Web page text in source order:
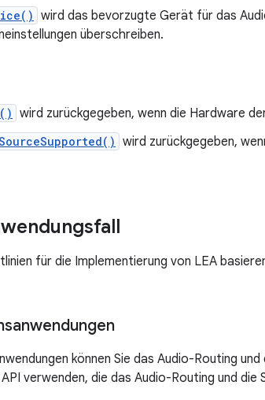
wird das bevorzugte Gerät für das
überschreiben.
wird zurückgegeben, wenn die Hardware
wird zurückgegeben,
für die Implementierung von LEA
können Sie das Audio-Routing
verwenden, die das Audio-Routing und die